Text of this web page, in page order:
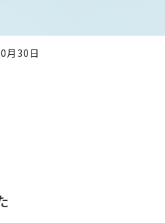
月30日